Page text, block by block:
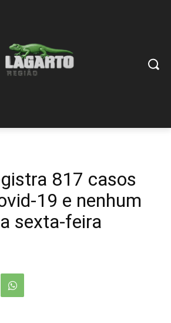
817 casos
19 e nenhum
sexta-feira